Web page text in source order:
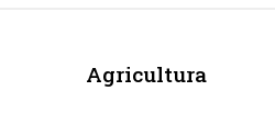
Agricultura